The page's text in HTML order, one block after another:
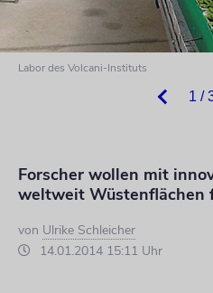
1 /
Labor des Volcani-Instituts
Forscher wollen mit
weltweit Wüstenflächen
von Ulrike Schleicher
14.01.2014 15:11 Uhr